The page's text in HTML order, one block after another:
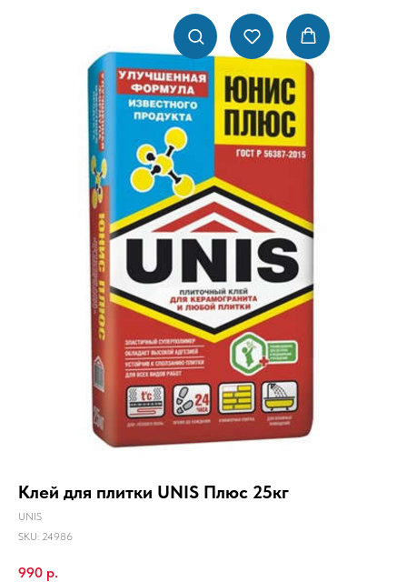
Клей для плитки UNIS Плюс 25кг
UNIS
SKU: 24986
990 р.